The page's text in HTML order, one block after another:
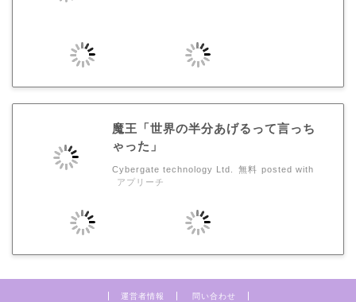
魔王「世界の半分あげるって言っち
ゃった」
Cybergate technology Ltd. 無料 posted with
アプリーチ
運営者情報 問い合わせ